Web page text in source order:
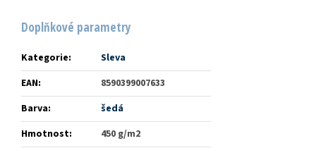
Doplňkové parametry
Kategorie:
Sleva
EAN:
8590399007633
Barva:
šedá
Hmotnost:
450 g/m2